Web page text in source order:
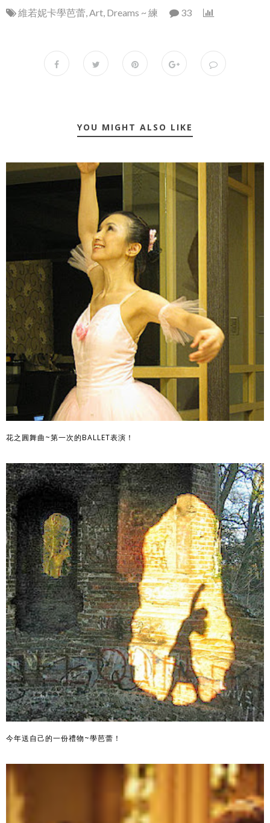
維若妮卡學芭蕾,Art, Dreams ~ 練 33
YOU MIGHT ALSO LIKE
花之圓舞曲~第一次的BALLET表演！
今年送自己的一份禮物~學芭蕾！